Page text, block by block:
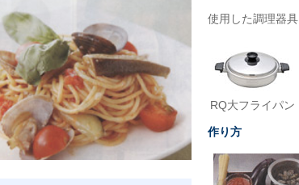
使用した調理器具
RQ大フライパン
作り方